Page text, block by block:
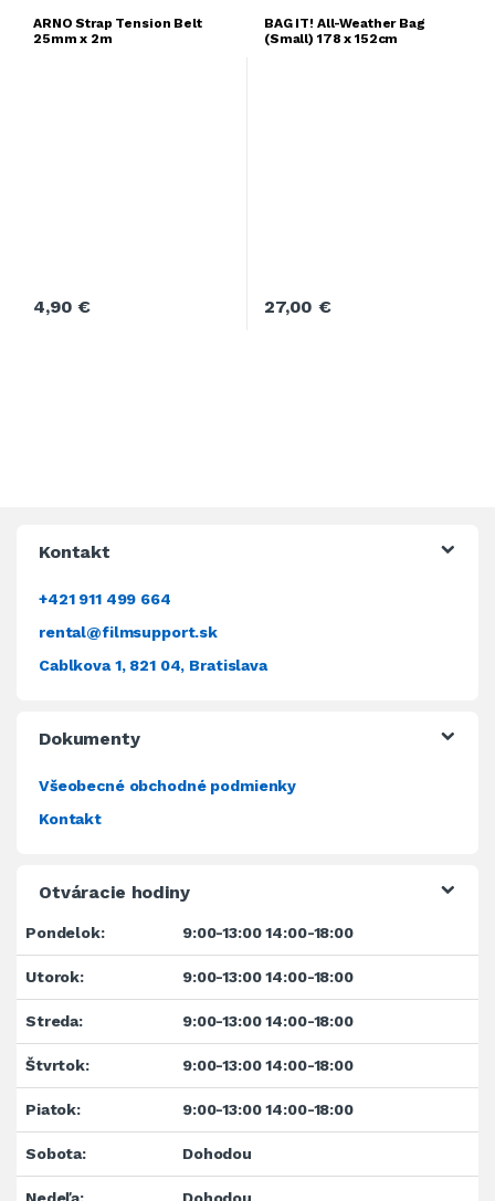
ARNO Strap Tension Belt
25mm x 2m
4,90€
BAG IT! All-Weather Bag
(Small) 178 x 152cm
27,00€
Kontakt
+421 911 499 664
rental@filmsupport.sk
Cablkova 1, 821 04, Bratislava
Dokumenty
Všeobecné obchodné podmienky
Kontakt
Otváracie hodiny
Pondelok: 9:00-13:00 14:00-18:00
Utorok: 9:00-13:00 14:00-18:00
Streda: 9:00-13:00 14:00-18:00
Štvrtok: 9:00-13:00 14:00-18:00
Piatok: 9:00-13:00 14:00-18:00
Sobota: Dohodou